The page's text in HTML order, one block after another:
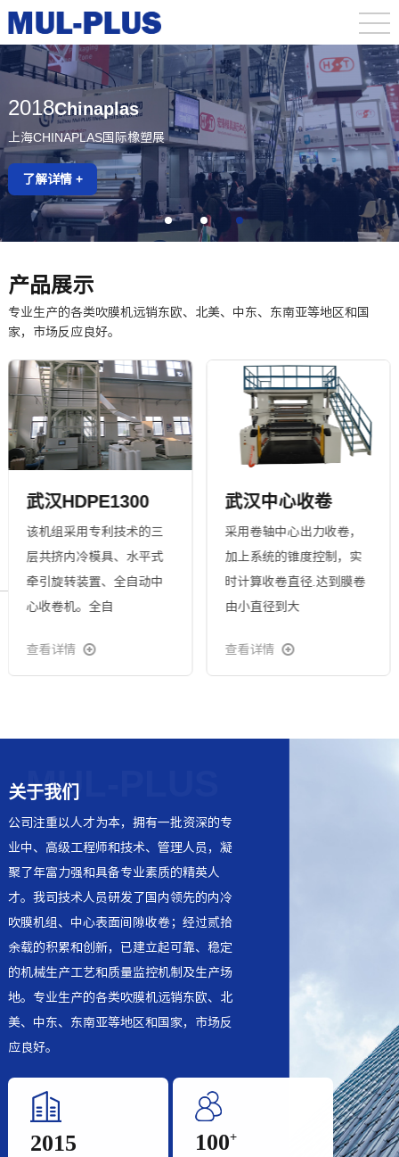
国际橡塑展
2018Chinaplas
上海CHINAPLAS国际橡塑展
了解详情 +
国际橡塑展
产品展示
专业生产的各类吹膜机远销东欧、北美、中东、东南亚等地区和国
家，市场反应良好。
武汉HDPE1300
该机组采用专利技术的三
层共挤内冷模具、水平式
牵引旋转装置、全自动中
心收卷机。全自
查看详情
武汉中心收卷
采用卷轴中心出力收卷，
加上系统的锥度控制，实
时计算收卷直径.达到膜卷
由小直径到大
查看详情
关于我们
公司注重以人才为本，拥有一批资深的专
业中、高级工程师和技术、管理人员，凝
聚了年富力强和具备专业素质的精英人
才。我司技术人员研发了国内领先的内冷
吹膜机组、中心表面间隙收卷；经过贰拾
余载的积累和创新，已建立起可靠、稳定
的机械生产工艺和质量监控机制及生产场
地。专业生产的各类吹膜机远销东欧、北
美、中东、东南亚等地区和国家，市场反
应良好。
2015 100+